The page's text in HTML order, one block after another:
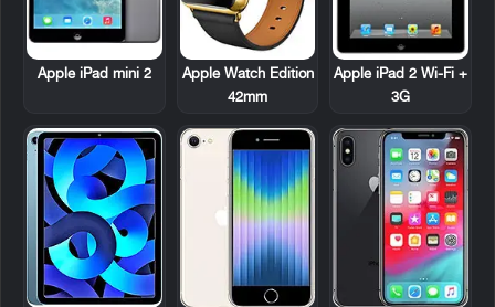
Apple iPad 2 Wi-Fi +
3G
Apple Watch Edition
42mm
Apple iPad mini 2